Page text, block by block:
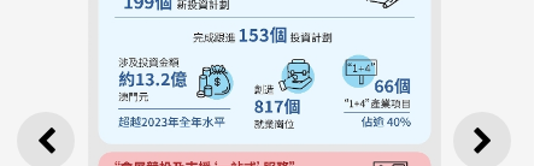
上一則 下一